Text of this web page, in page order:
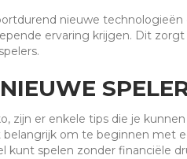
nieuwe
ervaring krijgen. Dit
zijn er enkele tips die je
belangrijk om te beginnen
kunt spelen zonder financiële